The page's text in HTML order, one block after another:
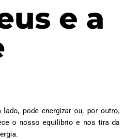
e a
pode energizar ou, por outro,
o nosso equilíbrio e nos tira da